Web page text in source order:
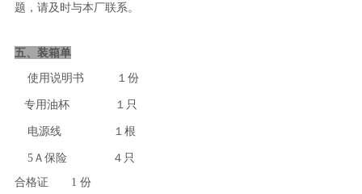
题，请及时与本厂联系。
五、装箱单
使用说明书 １份
专用油杯 １只
电源线 １根
5Ａ保险
４只
合格证
1 份